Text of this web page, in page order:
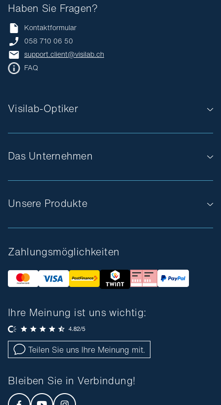
Das Unternehmen
Unsere Produkte
Visilab-Optiker
Haben Sie Fragen?
Kontaktformular
058 710 06 50
support.client@visilab.ch
FAQ
Zahlungsmöglichkeiten
Ihre Meinung ist uns wichtig:
Teilen Sie uns Ihre Meinung mit.
Bleiben Sie in Verbindung!